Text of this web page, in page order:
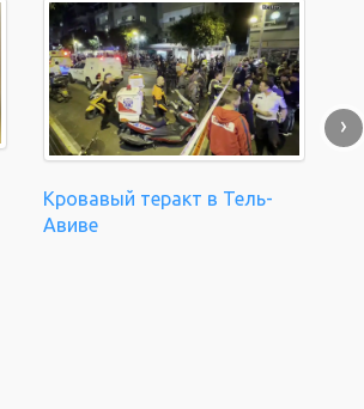
Кровавый теракт в Тель-
Авиве
›